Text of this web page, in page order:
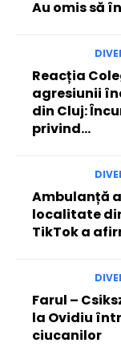
Au omis să
Reacția
agresiunii
din Cluj:
privind…
Ambulanță
localitate
TikTok a
Farul –
la Ovidiu
ciucanilor